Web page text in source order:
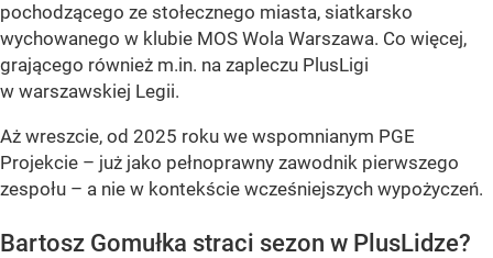
pochodzącego ze stołecznego miasta, siatkarsko
wychowanego w klubie MOS Wola Warszawa. Co więcej,
grającego również m.in. na zapleczu PlusLigi
w warszawskiej Legii.
Aż wreszcie, od 2025 roku we wspomnianym PGE
Projekcie – już jako pełnoprawny zawodnik pierwszego
zespołu – a nie w kontekście wcześniejszych wypożyczeń.
Bartosz Gomułka straci sezon w PlusLidze?